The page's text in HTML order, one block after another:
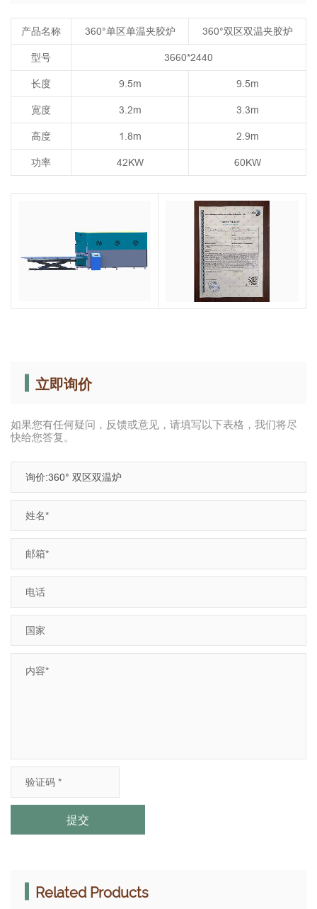
产品名称 360°单区单温夹胶炉
360°双区双温夹胶炉
型号
3660*2440
长度
9.5m
9.5m
宽度
3.2m
3.3m
高度
1.8m
2.9m
功率
42KW 60KW
立即询价
如果您有任何疑问，反馈或意见，请填写以下表格，我们将尽
快给您答复。
提交
Related Products